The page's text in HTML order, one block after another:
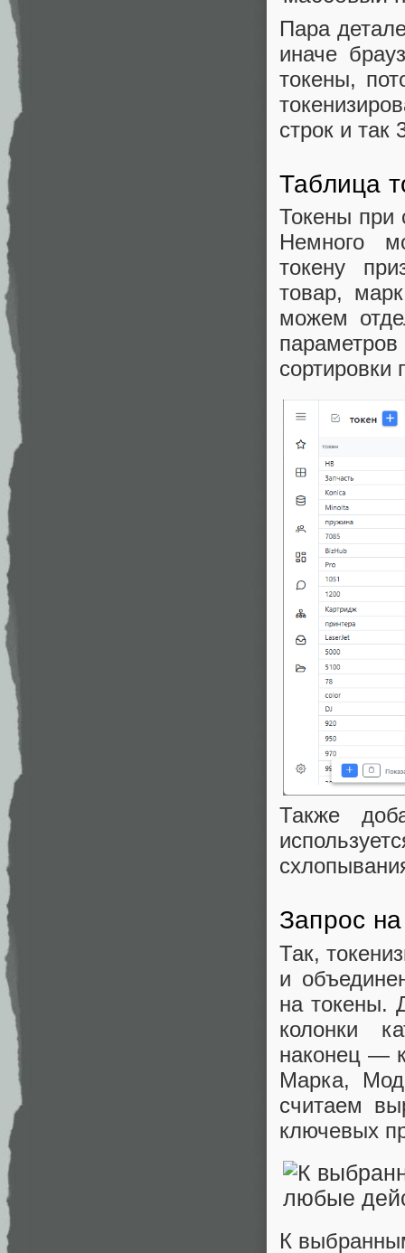
Пара
иначе
токены,
строк и так
Таблица
Токены при
Немного
токену
товар,
можем
сортировки
Также
Запрос
Так,
и
на токены.
колонки
наконец —
Марка,
считаем
ключевых
К